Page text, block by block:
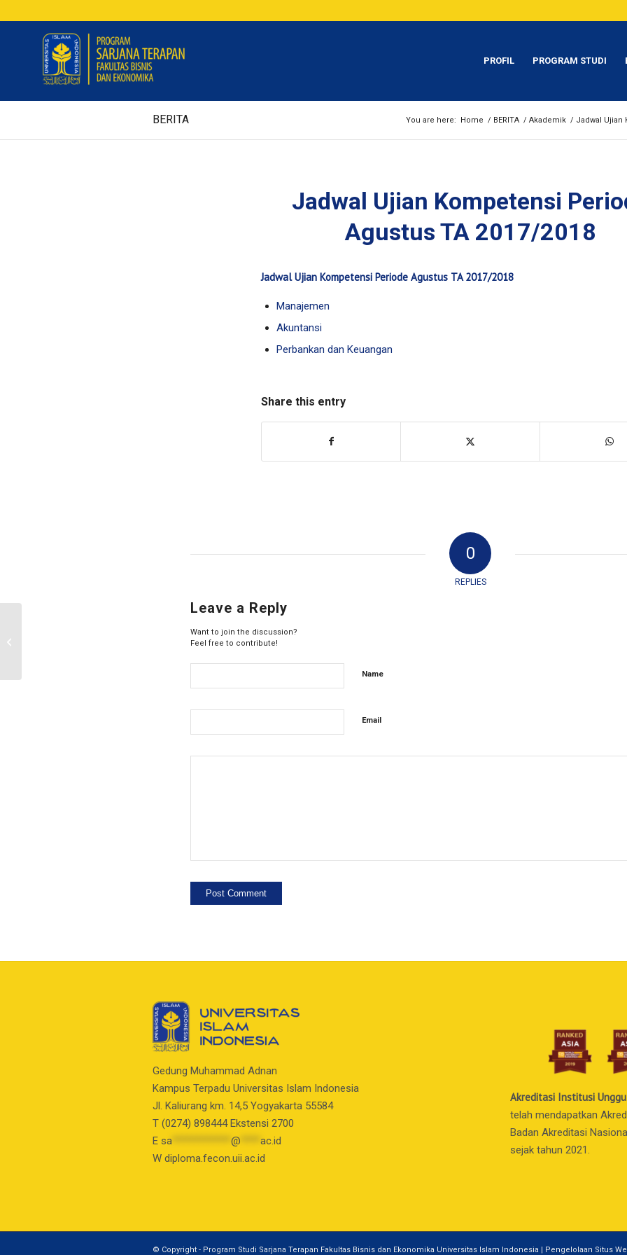
PROFIL PROGRAM STUDI
BERITA You are here: Home / BERITA / Akademik / Jadwal Ujian
Jadwal Ujian Kompetensi
Agustus TA 2017/2018
Jadwal Ujian Kompetensi Periode Agustus TA 2017/2018
Manajemen
Akuntansi
Perbankan dan Keuangan
Share this entry
0
REPLIES
Leave a Reply
Want to join the discussion?
Feel free to contribute!
Name
Email
Gedung Muhammad Adnan
Kampus Terpadu Universitas Islam Indonesia
Jl. Kaliurang km. 14,5 Yogyakarta 55584
T (0274) 898444 Ekstensi 2700
E sa @
ac.id
W diploma.fecon.uii.ac.id
Akreditasi Institusi
telah mendapatkan
Badan Akreditasi
sejak tahun 2021.
© Copyright - Program Studi Sarjana Terapan Fakultas Bisnis dan Ekonomika Universitas Islam Indonesia | Pengelolaan Situs